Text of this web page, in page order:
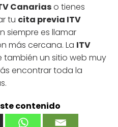
Canariaso tienes
tu cita previa ITV
siempre es llamar
más cercana. La ITV
también un sitio web muy
encontrar toda la
contenido